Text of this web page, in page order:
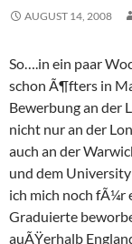
AUGUST 14, 2008
So….in ein paar
schon Ã¶fters in
Bewerbung an der
nicht nur an der
auch an der
und dem
ich mich noch fÃ¼r
Graduierte
auÃŸerhalb